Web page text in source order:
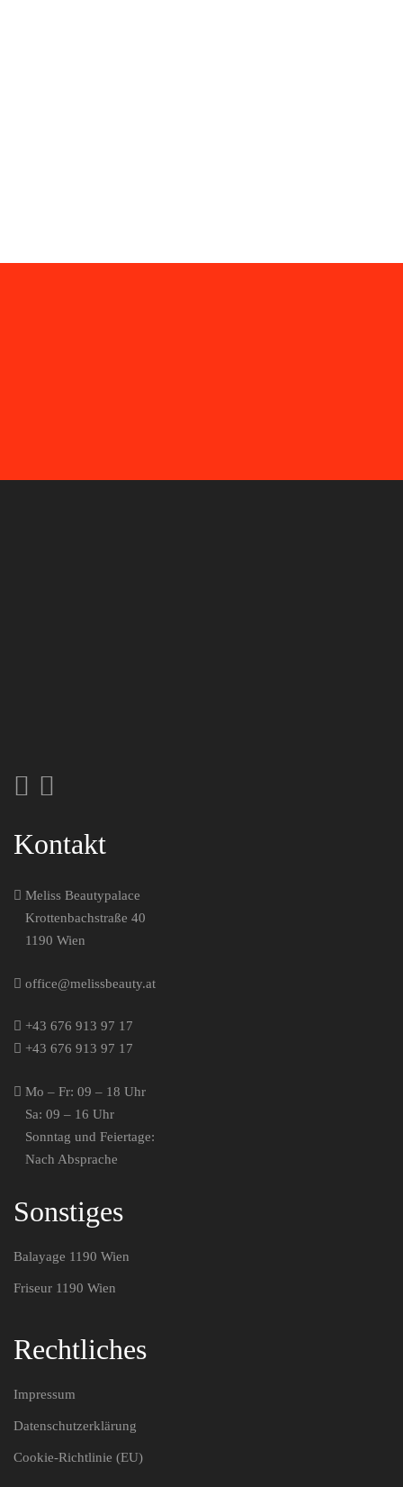
Kontakt
Meliss Beautypalace
Krot­ten­bach­stra­ße 40
1190 Wien
office@melissbeauty.at
+43 676 913 97 17
+43 676 913 97 17
Mo – Fr: 09 – 18 Uhr
Sa: 09 – 16 Uhr
Sonn­tag und Feiertage:
Nach Absprache
Sonstiges
Bala­ya­ge 1190 Wien
Fri­seur 1190 Wien
Rechtliches
Impres­sum
Daten­schutz­er­klä­rung
Coo­kie-Richt­li­nie (EU)